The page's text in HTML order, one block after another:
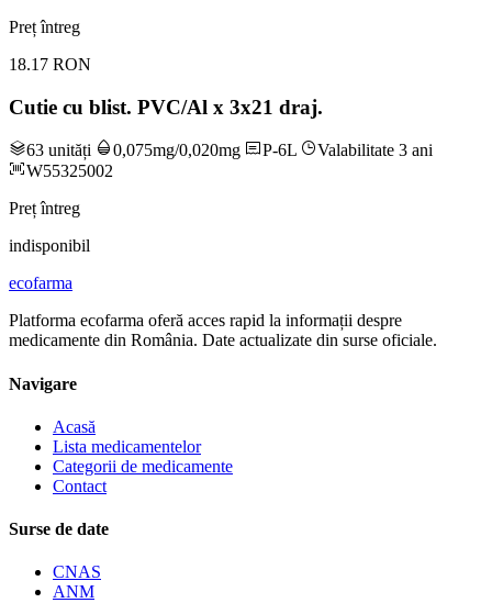
Preț întreg
18.17 RON
Cutie cu blist. PVC/Al x 3x21 draj.
63 unități 0,075mg/0,020mg P-6L
Valabilitate 3 ani
W55325002
Preț întreg
indisponibil
ecofarma
Platforma ecofarma oferă acces rapid la informații despre
medicamente din România. Date actualizate din surse oficiale.
Navigare
Acasă
Lista medicamentelor
Categorii de medicamente
Contact
Surse de date
CNAS
ANM